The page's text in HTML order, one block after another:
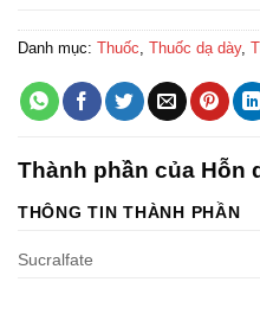
Danh mục: Thuốc Thuốc dạ dày,
Thành phần của Hỗn
THÔNG TIN THÀNH PHẦN
Sucralfate